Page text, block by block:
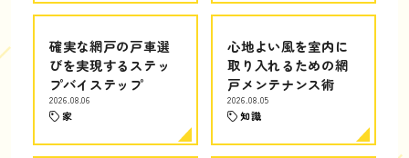
確実な網戸の戸車選
びを実現するステッ
プバイステップ
2026.08.06
家
心地よい風を室内に
取り入れるための網
戸メンテナンス術
2026.08.05
知識